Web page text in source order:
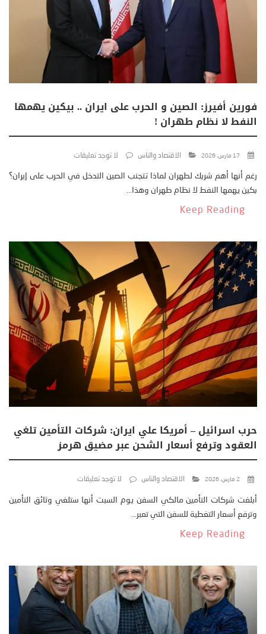
فورين أفيرز: الصين و الحرب على ايران .. بيكين يهمها
النفط لا نظام طهران !
17 مارس، 2026 الاقتصاد والناس لا توجد تعليقات
رغم أنها أهم شريك لطهران لماذا تتجنب الصين التدخل في الحرب على إيران؟
بكين يهمها النفط لا نظام طهران وهذا...
Keep Reading
حرب اسرائيل – أمريكا علي ايران: شركات التأمين تلغي
العقود وترفع أسعار الشحن عبر مضيق هرمز
2 مارس، 2026 الاقتصاد والناس لا توجد تعليقات
أبلغت شركات التأمين مالكي السفن يوم السبت أنها ستلغي وثائق التأمين
وترفع أسعار التغطية للسفن التي تعبر...
Keep Reading